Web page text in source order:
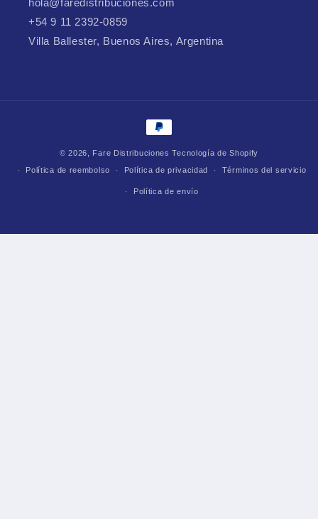
hola@faredistribuciones.com
+54 9 11 2392-0859
Villa Ballester, Buenos Aires, Argentina
Formas
pago
© 2026, Fare DistribucionesTecnología de Shopify
Política de reembolso
Política de privacidad Términos del servicio
Política de envío